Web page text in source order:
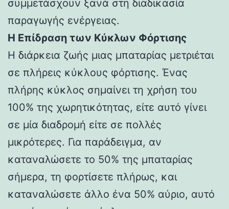
συμμετάσχουν ξανά στη διαδικασία
παραγωγής ενέργειας.
Η Επίδραση των Κύκλων Φόρτισης
Η διάρκεια ζωής μιας μπαταρίας μετριέται
σε πλήρεις κύκλους φόρτισης. Ένας
πλήρης κύκλος σημαίνει τη χρήση του
100% της χωρητικότητας, είτε αυτό γίνει
σε μία διαδρομή είτε σε πολλές
μικρότερες. Για παράδειγμα, αν
καταναλώσετε το 50% της μπαταρίας
σήμερα, τη φορτίσετε πλήρως, και
καταναλώσετε άλλο ένα 50% αύριο, αυτό